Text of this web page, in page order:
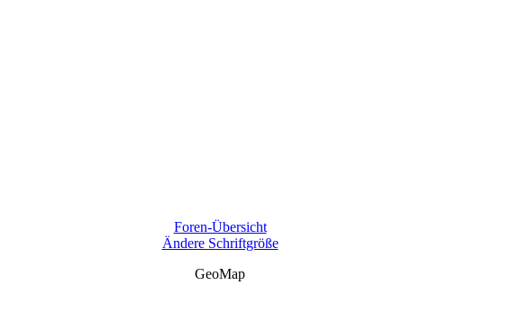
Foren-Übersicht
Ändere Schriftgröße
GeoMap